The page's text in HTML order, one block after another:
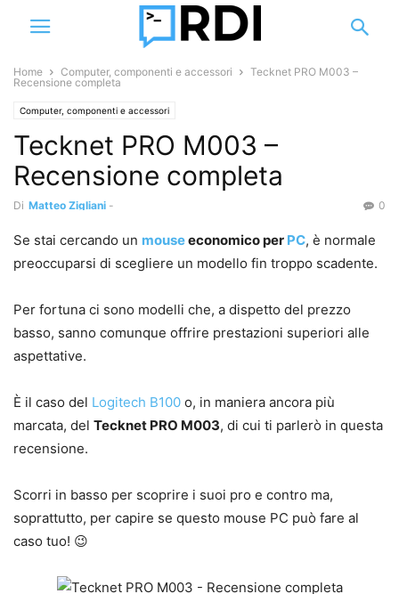
Home Computer, componenti e accessori
Tecknet PRO M003 –
Recensione completa
Computer, componenti e accessori
Tecknet PRO M003 –
Recensione completa
Di Matteo Zigliani - 0
Se stai cercando un mouseeconomico per PC, è normale
preoccuparsi di scegliere un modello fin troppo scadente.
Per fortuna ci sono modelli che, a dispetto del prezzo
basso, sanno comunque offrire prestazioni superiori alle
aspettative.
È il caso del Logitech B100 o, in maniera ancora più
marcata, del Tecknet PRO M003, di cui ti parlerò in questa
recensione.
Scorri in basso per scoprire i suoi pro e contro ma,
soprattutto, per capire se questo mouse PC può fare al
caso tuo! 😉